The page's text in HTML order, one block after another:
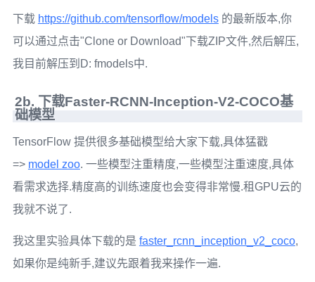
下载 https://github.com/tensorflow/models的最新版本,你
可以通过点击"Clone or Download"下载ZIP文件,然后解压,
我目前解压到D: fmodels中.
2b. 下载Faster-RCNN-Inception-V2-COCO基
础模型
TensorFlow 提供很多基础模型给大家下载,具体猛戳
=> model zoo. 一些模型注重精度,一些模型注重速度,具体
看需求选择.精度高的训练速度也会变得非常慢.租GPU云的
我就不说了.
我这里实验具体下载的是 faster_rcnn_inception_v2_coco,
如果你是纯新手,建议先跟着我来操作一遍.